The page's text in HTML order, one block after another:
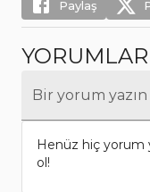
Paylaş
YORUMLAR
Bir yorum yazın
Henüz hiç yorum
ol!